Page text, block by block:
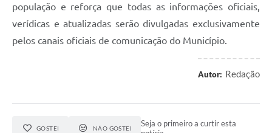
população e reforça que todas as informações oficiais,
verídicas e atualizadas serão divulgadas exclusivamente
pelos canais oficiais de comunicação do Município.
Autor: Redação
GOSTEI NÃO GOSTEI
Seja o primeiro a curtir esta